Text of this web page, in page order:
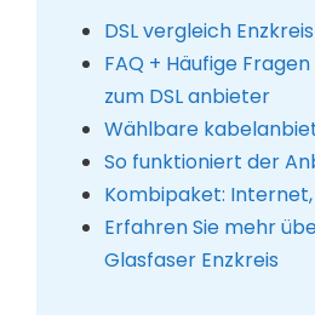
DSL vergleich
FAQ + Häufige
zum DSL anbieter
Wählbare
So funktioniert der
Kombipaket:
Erfahren Sie mehr
Glasfaser Enzkreis